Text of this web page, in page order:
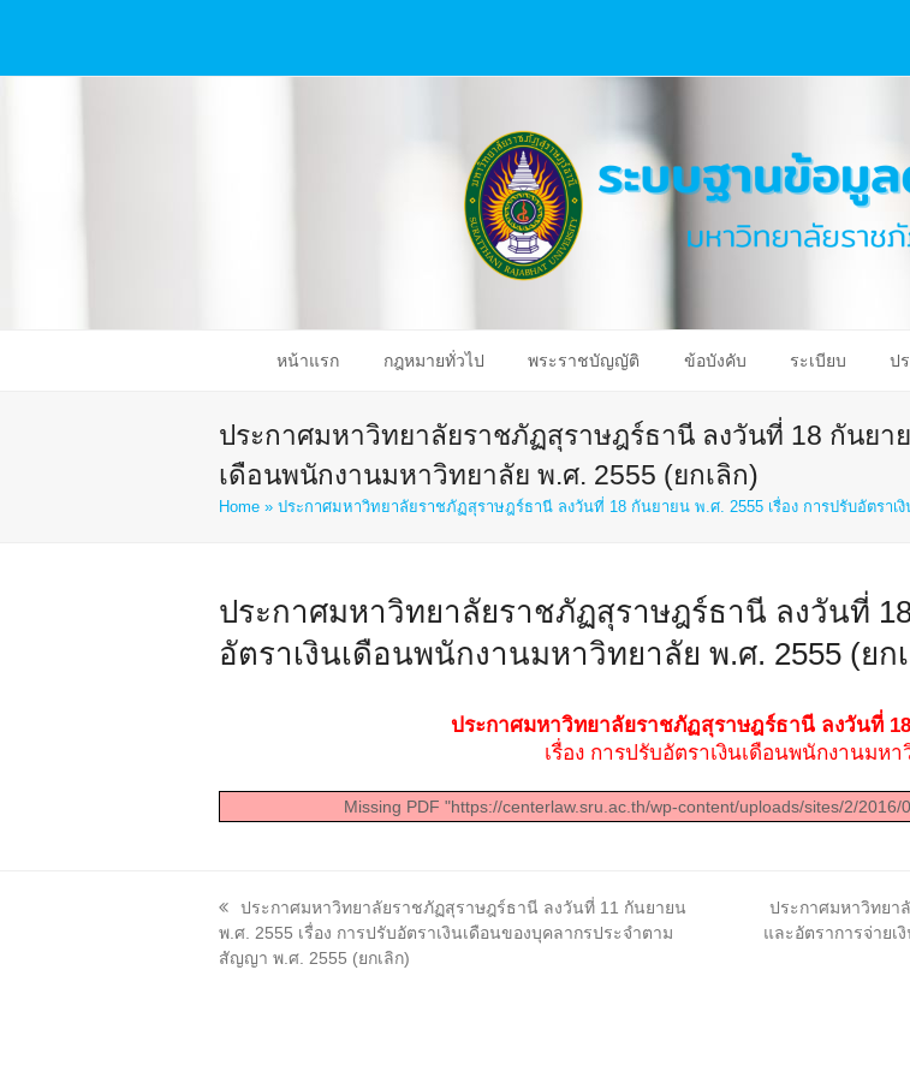
หน้าแรก กฎหมายทั่วไป พระราชบัญญัติ ข้อบังคับ ระเบียบ ป
ประกาศมหาวิทยาลัยราชภัฏสุราษฎร์ธานี ลงวันที่ 18 กันยา
เดือนพนักงานมหาวิทยาลัย พ.ศ. 2555 (ยกเลิก)
Home » ประกาศมหาวิทยาลัยราชภัฏสุราษฎร์ธานี ลงวันที่ 18 กันยายน พ.ศ. 2555 เรื่อง การปรับอัตรา
ประกาศมหาวิทยาลัยราชภัฏสุราษฎร์ธานี ลงวันที่
อัตราเงินเดือนพนักงานมหาวิทยาลัย พ.ศ. 2555 (ยก
ประกาศมหาวิทยาลัยราชภัฏสุราษฎร์ธานี ลงวันที่
เรื่อง การปรับอัตราเงินเดือนพนักงานมห
Missing PDF "https://centerlaw.sru.ac.th/wp-content/uploads/sites/2/
previous
post:
ประกาศมหาวิทยาลัยราชภัฏสุราษฎร์ธานี ลงวันที่ 11 กันยายน
พ.ศ. 2555 เรื่อง การปรับอัตราเงินเดือนของบุคลากรประจำตาม
สัญญา พ.ศ. 2555 (ยกเลิก)
next
post:
ประกาศมหาวิทยา
และอัตราการจ่าย